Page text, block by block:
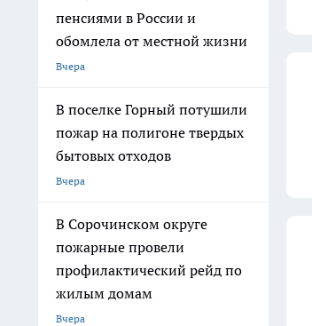
пенсиями в России и
обомлела от местной жизни
Вчера
В поселке Горный потушили
пожар на полигоне твердых
бытовых отходов
Вчера
В Сорочинском округе
пожарные провели
профилактический рейд по
жилым домам
Вчера